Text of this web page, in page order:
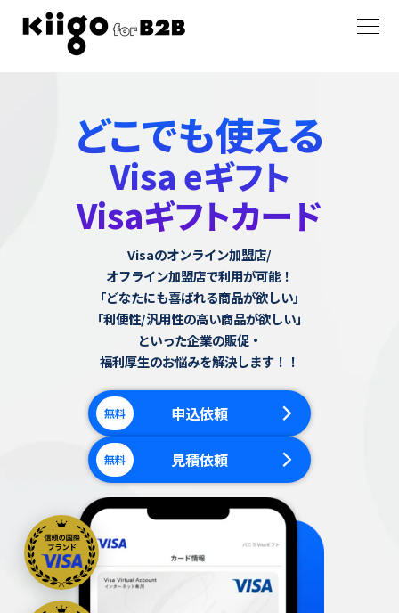
どこでも使える
Visa eギフト
Visaギフトカード
Visaのオンライン加盟店/
オフライン加盟店で利用が可能！
「どなたにも喜ばれる商品が欲しい」
「利便性/汎用性の高い商品が欲しい」
といった企業の販促・
福利厚生のお悩みを解決します！！
無料 申込依頼
無料 見積依頼